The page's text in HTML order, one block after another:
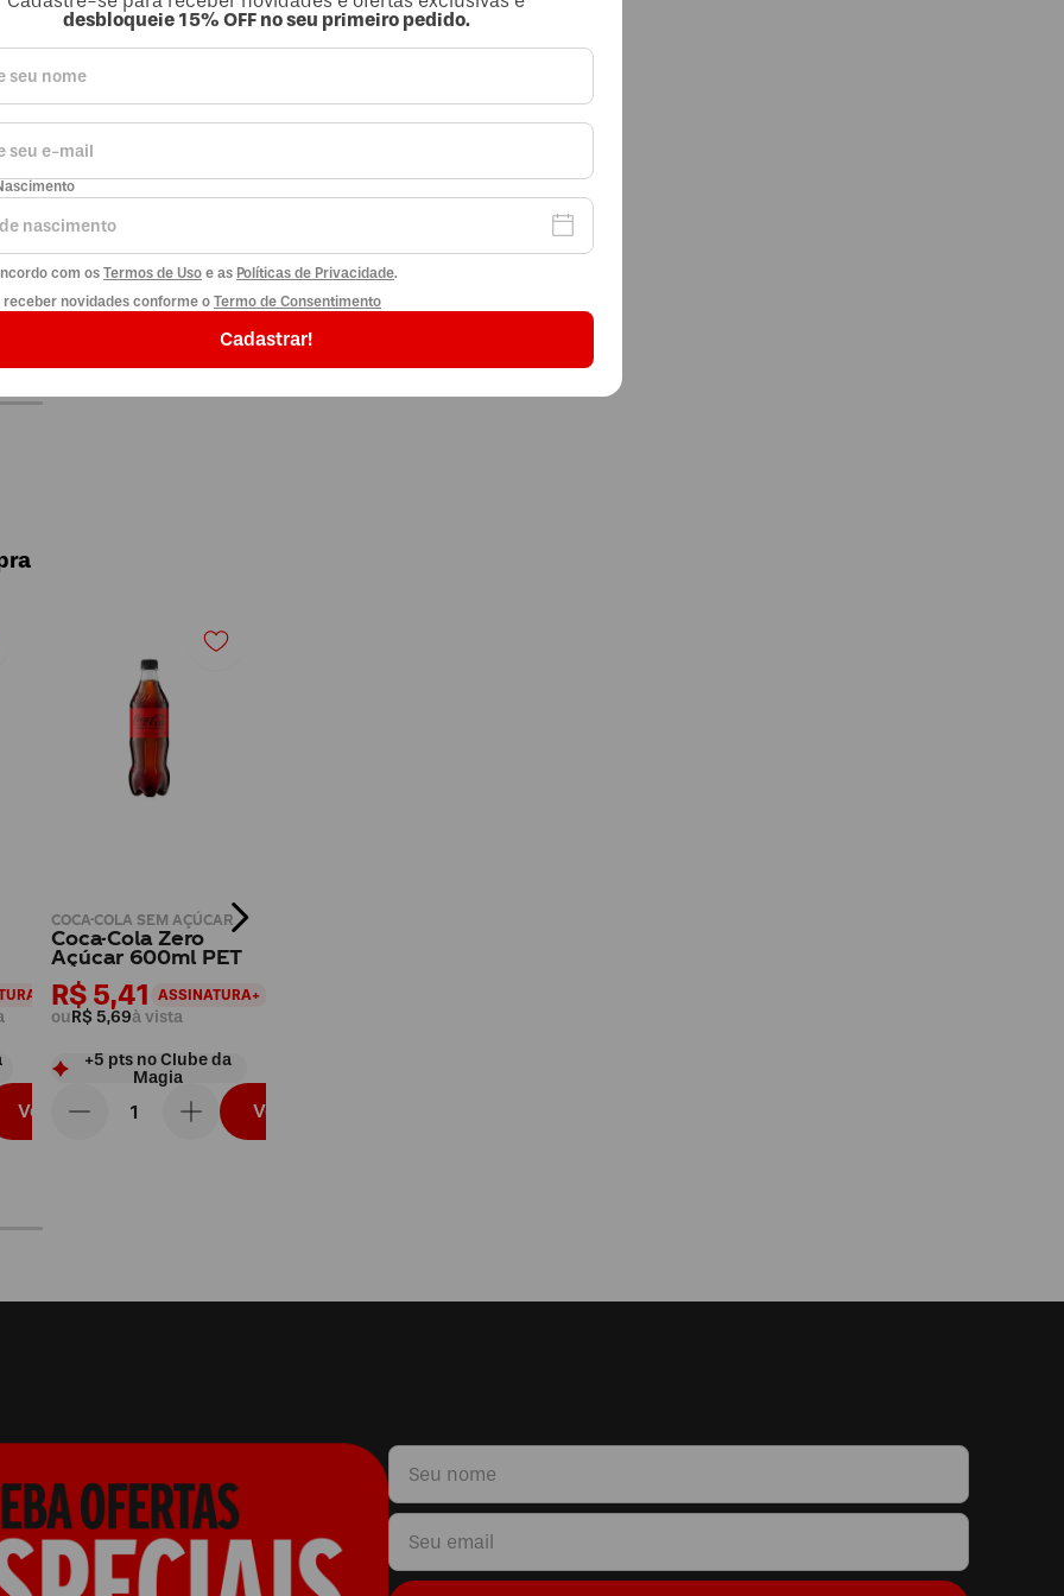
desbloqueie 15% OFF no seu primeiro pedido.
com os Termos de Uso e as Políticas de Privacidade.
receber novidades conforme o Termo de Consentimento
Cadastrar!
Vou levar
Coca-Cola Zero
Açúcar 600ml PET
ouR$ 5,69
+5pts
Magia
Vou levar
Vou levar
COCA-COLA SEM AÇÚCAR
Coca-Cola Zero
Açúcar 600ml PET
R$ 5,41 ASSINATURA+
ouR$ 5,69à vista
+5 pts no Clube da
Magia
Vou levar